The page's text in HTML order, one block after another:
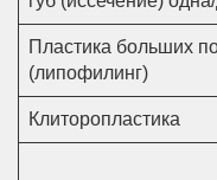
Пластика больших
(липофилинг)
Клиторопластика